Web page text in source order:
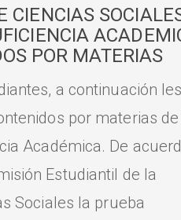
CIENCIAS
POR MATERIAS
a continuación les
por materias de
Académica. De
Estudiantil de la
Sociales la prueba